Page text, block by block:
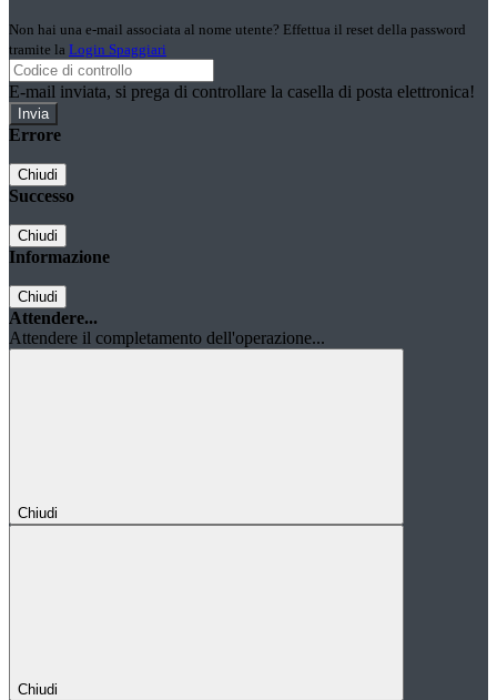
Non hai una e-mail associata al nome utente? Effettua il reset della password
tramite la Login Spaggiari
E-mail inviata, si prega di controllare la casella di posta elettronica!
Errore
Chiudi
Successo
Chiudi
Informazione
Chiudi
Attendere...
Attendere il completamento dell'operazione...
Chiudi
Chiudi